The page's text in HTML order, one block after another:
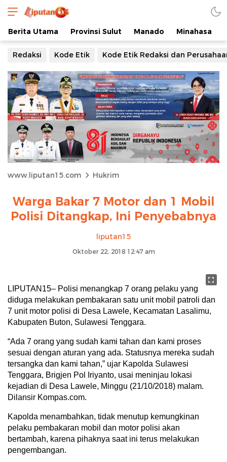
Berita Utama Provinsi Sulut Manado Minahasa
Redaksi Kode Etik Kode Etik Redaksi dan
www.liputan15.com Hukrim
Warga Bakar 7 Motor dan 1 Mobil
Polisi Ditangkap, Ini Penyebabnya
liputan15
Oktober 22, 2018 12:47 am
LIPUTAN15– Polisi menangkap 7 orang pelaku yang
diduga melakukan pembakaran satu unit mobil patroli dan
7 unit motor polisi di Desa Lawele, Kecamatan Lasalimu,
Kabupaten Buton, Sulawesi Tenggara.
“Ada 7 orang yang sudah kami tahan dan kami proses
sesuai dengan aturan yang ada. Statusnya mereka sudah
tersangka dan kami tahan,” ujar Kapolda Sulawesi
Tenggara, Brigjen Pol Iriyanto, usai meninjau lokasi
kejadian di Desa Lawele, Minggu (21/10/2018) malam.
Dilansir Kompas.com.
Kapolda menambahkan, tidak menutup kemungkinan
pelaku pembakaran mobil dan motor polisi akan
bertambah, karena pihaknya saat ini terus melakukan
pengembangan.